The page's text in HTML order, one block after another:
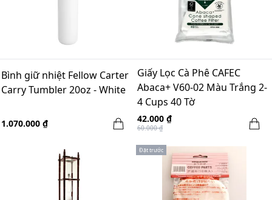
Bình giữ nhiệt Fellow Carter
Carry Tumbler 20oz - White
1.070.000 ₫
Giấy Lọc Cà Phê CAFEC
Abaca+ V60-02 Màu Trắng 2-
4 Cups 40 Tờ
42.000 ₫
60.000 ₫
Đặt trước